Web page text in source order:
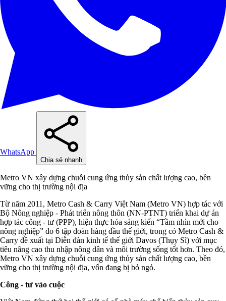
WhatsApp
Chia sẻ nhanh
Metro VN xây dựng chuỗi cung ứng thủy sản chất lượng cao, bền
vững cho thị trường nội địa
Từ năm 2011, Metro Cash & Carry Việt Nam (Metro VN) hợp tác với
Bộ Nông nghiệp - Phát triển nông thôn (NN-PTNT) triển khai dự án
hợp tác công - tư (PPP), hiện thực hóa sáng kiến “Tầm nhìn mới cho
nông nghiệp” do 6 tập đoàn hàng đầu thế giới, trong có Metro Cash &
Carry đề xuất tại Diễn đàn kinh tế thế giới Davos (Thụy Sĩ) với mục
tiêu nâng cao thu nhập nông dân và môi trường sống tốt hơn. Theo đó,
Metro VN xây dựng chuỗi cung ứng thủy sản chất lượng cao, bền
vững cho thị trường nội địa, vốn đang bị bỏ ngỏ.
Công - tư vào cuộc